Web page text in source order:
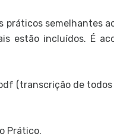
semelhantes
estão incluídos. É
(transcrição de todos
Prático.